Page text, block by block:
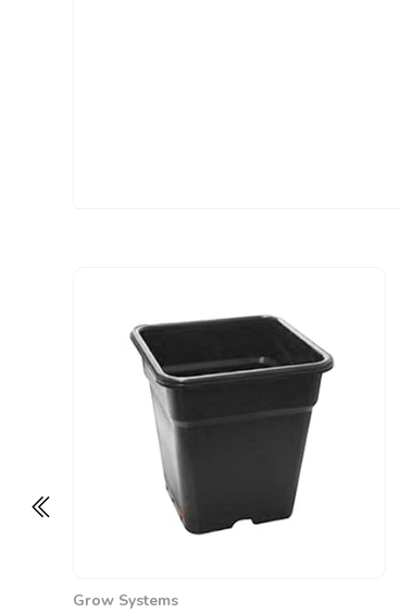
Grow Systems